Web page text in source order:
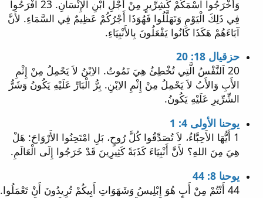
وَأَخْرَجُوا اسْمَكُمْ كَشِرِّيرٍ مِنْ أَجْلِ ابْنِ الإِنْسَانِ. 23 افْرَحُوا
فِي ذَلِكَ الْيَوْمِ وَتَهَلَّلُوا فَهُوَذَا أَجْرُكُمْ عَظِيمٌ فِي السَّمَاءِ. لأَنَّ
آبَاءَهُمْ هَكَذَا كَانُوا يَفْعَلُونَ بِالأَنْبِيَاءِ.
حزقيال 18: 20
20 اَلنَّفْسُ الَّتِي تُخْطِئُ هِيَ تَمُوتُ. الاِبْنُ لاَ يَحْمِلُ مِنْ إِثْمِ
الأَبِ وَالأَبُ لاَ يَحْمِلُ مِنْ إِثْمِ الاِبْنِ. بِرُّ الْبَارِّ عَلَيْهِ يَكُونُ وَشَرُّ
الشِّرِّيرِ عَلَيْهِ يَكُونُ.
يوحنا الأولى 4: 1
1 أَيُّهَا الأَحِبَّاءُ، لاَ تُصَدِّقُوا كُلَّ رُوحٍ، بَلِ امْتَحِنُوا الأَرْوَاحَ: هَلْ
هِيَ مِنَ اللهِ؟ لأَنَّ أَنْبِيَاءَ كَذَبَةً كَثِيرِينَ قَدْ خَرَجُوا إِلَى الْعَالَمِ.
يوحنا 8: 44
44 أَنْتُمْ مِنْ أَبٍ هُوَ إِبْلِيسُ وَشَهَوَاتِ أَبِيكُمْ تُرِيدُونَ أَنْ تَعْمَلُوا.